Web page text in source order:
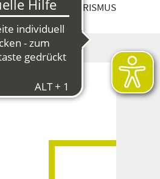
KULTUR & TOURISMUS